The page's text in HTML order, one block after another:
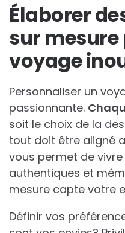
Élaborer
sur mesure
voyage
Personnaliser un
passionnante.
soit le choix de la
tout doit être aligné
vous permet de
authentiques et
mesure capte votre
Définir vos